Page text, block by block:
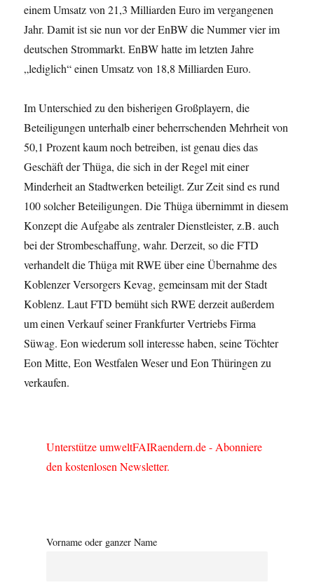
einem Umsatz von 21,3 Milliarden Euro im vergangenen
Jahr. Damit ist sie nun vor der EnBW die Nummer vier im
deutschen Strommarkt. EnBW hatte im letzten Jahre
„lediglich“ einen Umsatz von 18,8 Milliarden Euro.
Im Unterschied zu den bisherigen Großplayern, die
Beteiligungen unterhalb einer beherrschenden Mehrheit von
50,1 Prozent kaum noch betreiben, ist genau dies das
Geschäft der Thüga, die sich in der Regel mit einer
Minderheit an Stadtwerken beteiligt. Zur Zeit sind es rund
100 solcher Beteiligungen. Die Thüga übernimmt in diesem
Konzept die Aufgabe als zentraler Dienstleister, z.B. auch
bei der Strombeschaffung, wahr. Derzeit, so die FTD
verhandelt die Thüga mit RWE über eine Übernahme des
Koblenzer Versorgers Kevag, gemeinsam mit der Stadt
Koblenz. Laut FTD bemüht sich RWE derzeit außerdem
um einen Verkauf seiner Frankfurter Vertriebs Firma
Süwag. Eon wiederum soll interesse haben, seine Töchter
Eon Mitte, Eon Westfalen Weser und Eon Thüringen zu
verkaufen.
Unterstütze umweltFAIRaendern.de - Abonniere
den kostenlosen Newsletter.
Vorname oder ganzer Name